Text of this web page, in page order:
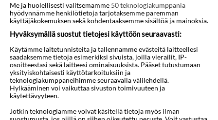
aikaeroa ei ole.
Milloin on paras aika vierailla Pineda de
Marissa?
Pineda de Marissa on välimerenilmasto: kuumat
kesät ja leudot talvet. Rantalomaan paras
ajankohta on yleensä kesäkuusta syyskuuhun,
jolloin sekä ilman että meren lämpötila ovat
korkeimmillaan. Kevät ja syksy sopivat hyvin
rannasta, kävelyistä ja paikallisista markkinoista
Me ja huolellisesti valitsemamme 50 teknologiakumppania
hyödynnämme henkilötietoja tarjotaksemme paremman
käyttäjäkokemuksen sekä kohdentaaksemme sisältöä ja mainoksia.
Hyväksymällä suostut tietojesi käyttöön seuraavasti:
Käytämme laitetunnisteita ja tallennamme evästeitä laitteellesi
saadaksemme tietoja esimerkiksi sivuista, joilla vierailit, IP-
osoitteestasi sekä laitteesi ominaisuuksista. Pääset tutustumaan
yksityiskohtaisesti käyttötarkoituksiin ja
teknologiakumppaneihimme seuraavalla välilehdellä.
Hylkääminen voi vaikuttaa sivuston toimivuuteen ja
käytettävyyteen.
Jotkin teknologiamme voivat käsitellä tietoja myös ilman